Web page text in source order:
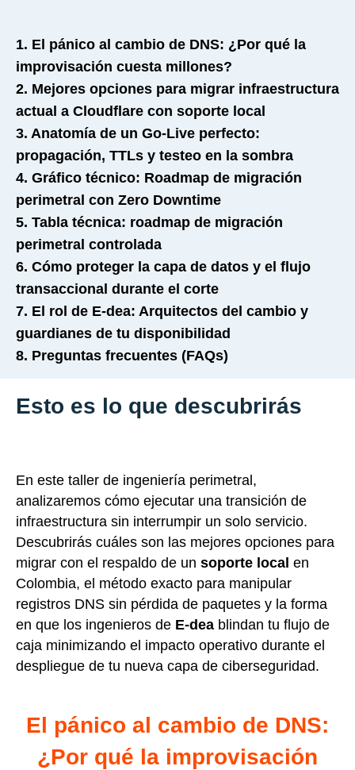
1. El pánico al cambio de DNS: ¿Por qué la
improvisación cuesta millones?
2. Mejores opciones para migrar infraestructura
actual a Cloudflare con soporte local
3. Anatomía de un Go-Live perfecto:
propagación, TTLs y testeo en la sombra
4. Gráfico técnico: Roadmap de migración
perimetral con Zero Downtime
5. Tabla técnica: roadmap de migración
perimetral controlada
6. Cómo proteger la capa de datos y el flujo
transaccional durante el corte
7. El rol de E-dea: Arquitectos del cambio y
guardianes de tu disponibilidad
8. Preguntas frecuentes (FAQs)
Esto es lo que descubrirás
En este taller de ingeniería perimetral,
analizaremos cómo ejecutar una transición de
infraestructura sin interrumpir un solo servicio.
Descubrirás cuáles son las mejores opciones para
migrar con el respaldo de un soporte local en
Colombia, el método exacto para manipular
registros DNS sin pérdida de paquetes y la forma
en que los ingenieros de E-dea blindan tu flujo de
caja minimizando el impacto operativo durante el
despliegue de tu nueva capa de ciberseguridad.
El pánico al cambio de DNS:
¿Por qué la improvisación